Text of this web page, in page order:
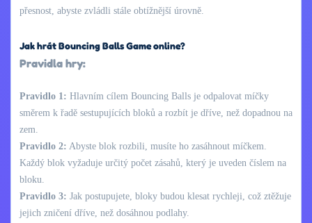
přesnost, abyste zvládli stále obtížnější úrovně.
Jak hrát Bouncing Balls Game online?
Pravidla hry:
Pravidlo 1: Hlavním cílem Bouncing Balls je odpalovat míčky
směrem k řadě sestupujících bloků a rozbít je dříve, než dopadnou na
zem.
Pravidlo 2: Abyste blok rozbili, musíte ho zasáhnout míčkem.
Každý blok vyžaduje určitý počet zásahů, který je uveden číslem na
bloku.
Pravidlo 3: Jak postupujete, bloky budou klesat rychleji, což ztěžuje
jejich zničení dříve, než dosáhnou podlahy.